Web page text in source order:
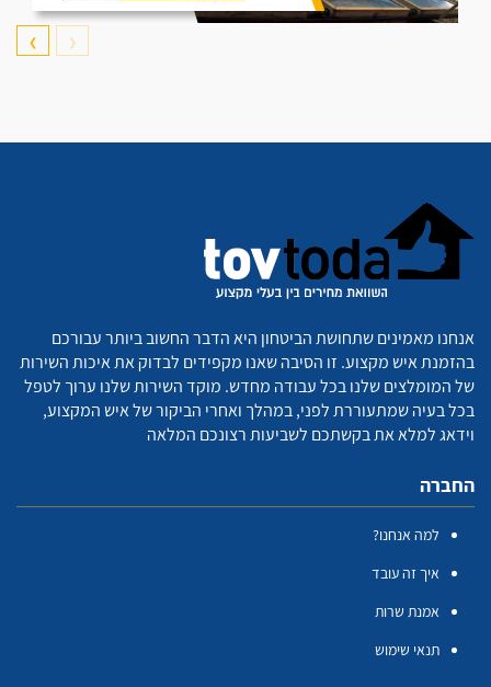
❮
❯
אנחנו מאמינים שתחושת הביטחון היא הדבר החשוב ביותר עבורכם
בהזמנת איש מקצוע. זו הסיבה שאנו מקפידים לבדוק את איכות השירות
של המומלצים שלנו בכל עבודה מחדש. מוקד השירות שלנו ערוך לטפל
בכל בעיה שמתעוררת לפני, במהלך ואחרי הביקור של איש המקצוע,
וידאג למלא את בקשתכם לשביעות רצונכם המלאה
החברה
למה אנחנו?
איך זה עובד
אמנת שרות
תנאי שימוש